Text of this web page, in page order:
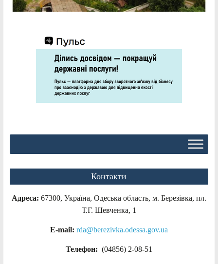
Контакти
Адреса: 67300, Україна, Одеська область, м. Березівка, пл.
Т.Г. Шевченка, 1
E-mail: rda@berezivka.odessa.gov.ua
Телефон: (04856) 2-08-51